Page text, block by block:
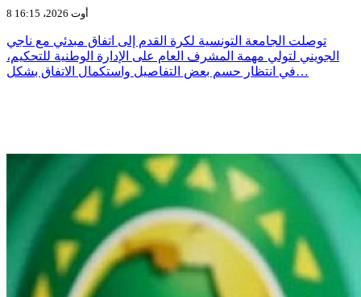
8 أوت 2026، 16:15
توصلت الجامعة التونسية لكرة القدم إلى اتفاق مبدئي مع ناجي
الجويني لتولي مهمة المشرف العام على الإدارة الوطنية للتحكيم،
في انتظار حسم بعض التفاصيل واستكمال الاتفاق بشكل…